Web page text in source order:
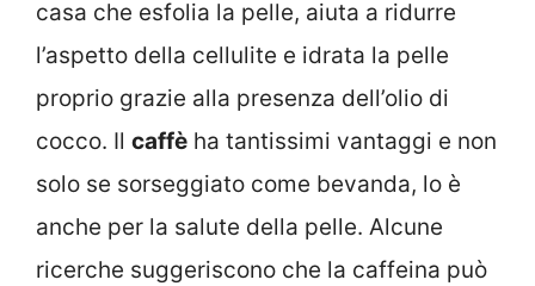
casa che esfolia la pelle, aiuta a ridurre
l’aspetto della cellulite e idrata la pelle
proprio grazie alla presenza dell’olio di
cocco. Il caffè ha tantissimi vantaggi e non
solo se sorseggiato come bevanda, lo è
anche per la salute della pelle. Alcune
ricerche suggeriscono che la caffeina può